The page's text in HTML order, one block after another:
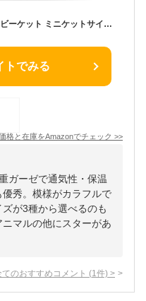
hiorie(ヒオリエ) 日本製 6重ガーゼ ベビーケット ミニケットサイズ アニマル 赤ちゃん ガーゼケット 出産祝い ケット
トでみる
格と在庫をAmazonでチェック >>
ガーゼで通気性・保温
秀。模様がカラフルで
が3種から選べるのも
マルの他にスターがあ
てのおすすめコメント (1 件) >